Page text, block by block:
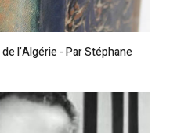
l’Algérie - Par Stéphane